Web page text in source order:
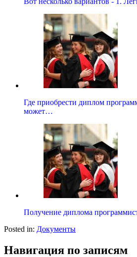
Где приобрести диплом
может…
Получение диплома
Posted in: Документы
Навигация по записям